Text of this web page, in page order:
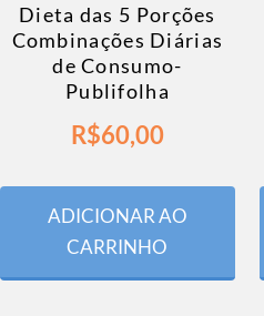
Dieta das 5 Porções
Combinações Diárias
de Consumo-
Publifolha
R$60,00
ADICIONAR AO
CARRINHO